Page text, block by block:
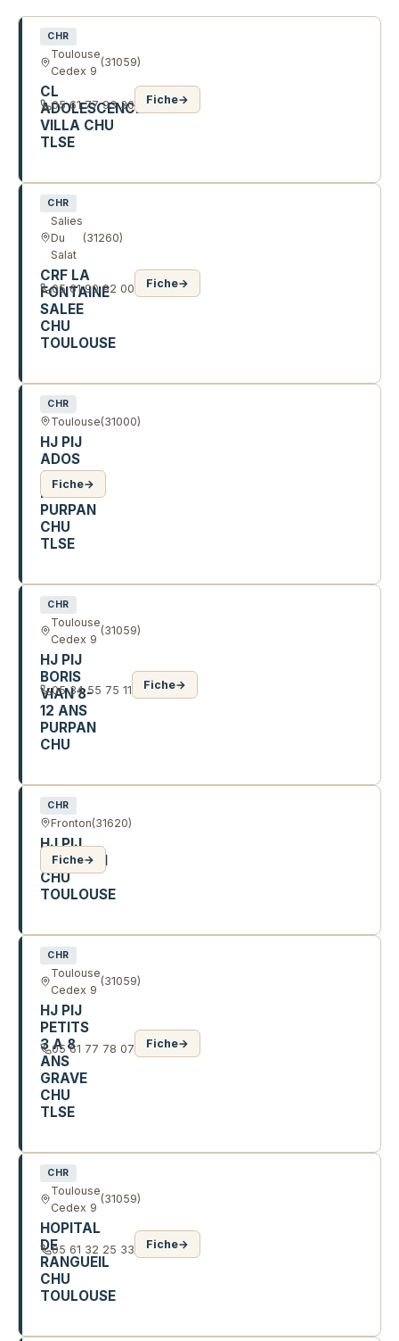
Liste des établissements de santé
CHR
Toulouse
Cedex 9
(31059)
CL
ADOLESCENCE
VILLA CHU
TLSE
05 61 77 93 30 Fiche→
CHR
Salies
Du
Salat
(31260)
CRF LA
FONTAINE
SALEE
CHU
TOULOUSE
05 61 90 92 00 Fiche→
CHR
Toulouse(31000)
HJ PIJ
ADOS
APJA
HOP
PURPAN
CHU
TLSE
Fiche→
CHR
Toulouse
Cedex 9
(31059)
HJ PIJ
BORIS
VIAN 8-
12 ANS
PURPAN
CHU
05 34 55 75 11 Fiche→
CHR
Fronton(31620)
HJ PIJ
FRONTON
CHU
TOULOUSE
Fiche→
CHR
Toulouse
Cedex 9
(31059)
HJ PIJ
PETITS
3 A 8
ANS
GRAVE
CHU
TLSE
05 61 77 78 07 Fiche→
CHR
Toulouse
Cedex 9
(31059)
HOPITAL
DE
RANGUEIL
CHU
TOULOUSE
05 61 32 25 33 Fiche→